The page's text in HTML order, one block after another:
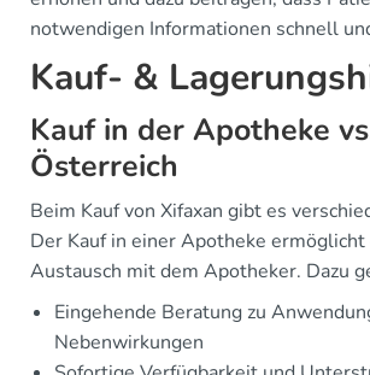
notwendigen Informationen schnell
Kauf- &
Kauf in der Apotheke
Österreich
Beim Kauf von Xifaxan gibt es
Der Kauf in einer Apotheke
Austausch mit dem Apotheker. Dazu
Eingehende Beratung zu
Nebenwirkungen